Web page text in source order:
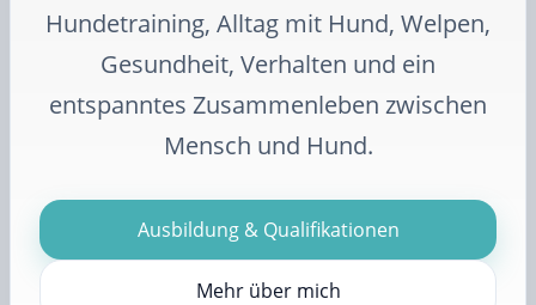
Hundetraining, Alltag mit Hund, Welpen,
Gesundheit, Verhalten und ein
entspanntes Zusammenleben zwischen
Mensch und Hund.
Ausbildung & Qualifikationen
Mehr über mich